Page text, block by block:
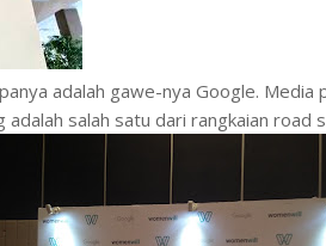
adalah gawe-nya Google.
adalah salah satu dari rangkaian road